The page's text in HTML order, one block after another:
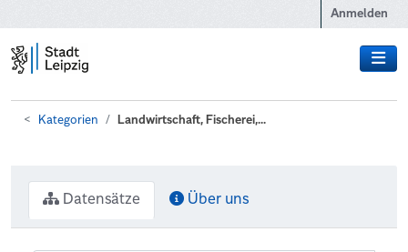
Anmelden
Kategorien Landwirtschaft, Fischerei,...
Datensätze Über uns